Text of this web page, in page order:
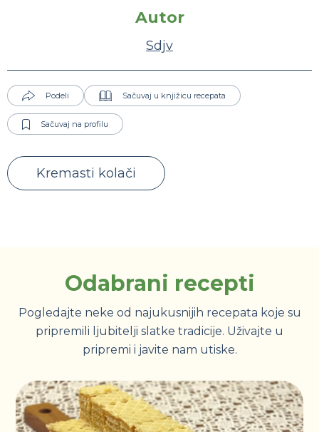
Autor
Sdjv
Podeli Sačuvaj u knjižicu recepata
Sačuvaj na profilu
Kremasti kolači
Odabrani recepti
Pogledajte neke od najukusnijih recepata koje su
pripremili ljubitelji slatke tradicije. Uživajte u
pripremi i javite nam utiske.